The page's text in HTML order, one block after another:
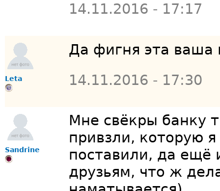
14.11.2016 - 17:17
Leta
Да фигня эта ваша
14.11.2016 - 17:30
Sandrine
Мне свёкры банку
привзли, которую
поставили, да ещё
друзьям, что ж